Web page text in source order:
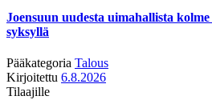
Joensuun uudesta uimahallista
syksyllä
Pääkategoria Talous
Kirjoitettu 6.8.2026
Tilaajille